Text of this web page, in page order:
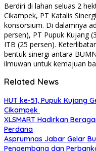
Berdiri di lahan seluas 2
Cikampek, PT Katalis
konsorsium. Di dalamnya
persen), PT Pupuk Kujang
ITB (25 persen).
bentuk sinergi antara
ilmuwan untuk kemajuan
Related News
HUT ke-51, Pupuk Kujang
Cikampek
XLSMART Hadirkan
Perdana
Asprumnas Jabar Gelar
Pengembang dan